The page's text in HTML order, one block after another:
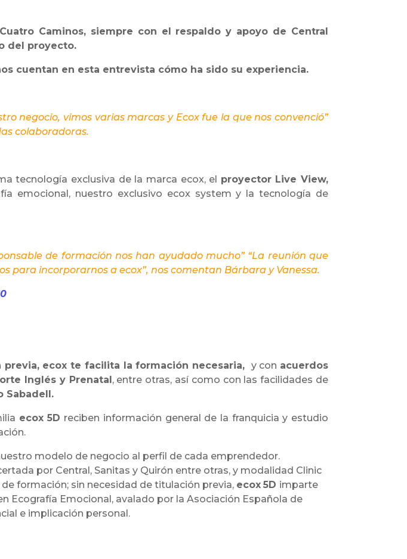
Caminos, siempre con el respaldo y apoyo de Central
del proyecto.
cuentan en esta entrevista cómo ha sido su experiencia.
negocio, vimos varias marcas y Ecox fue la que nos convenció”
colaboradoras.
tecnología exclusiva de la marca ecox, el proyector Live View,
emocional, nuestro exclusivo ecox system y la tecnología de
de formación nos han ayudado mucho” “La reunión que
para incorporarnos a ecox”, nos comentan Bárbara y Vanessa.
ecox te facilita la formación necesaria, y con acuerdos
Inglés y Prenatal, entre otras, así como con las facilidades de
Sabadell.
ecox 5D reciben información general de la franquicia y estudio
modelo de negocio al perfil de cada emprendedor.
por Central, Sanitas y Quirón entre otras, y modalidad Clinic
formación; sin necesidad de titulación previa, ecox 5D imparte
Ecografía Emocional, avalado por la Asociación Española de
e implicación personal.